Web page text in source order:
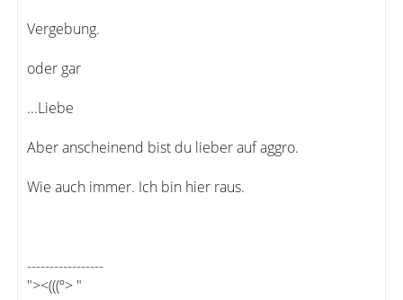
Vergebung.
oder gar
...Liebe
Aber anscheinend bist du lieber auf aggro.
Wie auch immer. Ich bin hier raus.
-----------------
"><(((º> "